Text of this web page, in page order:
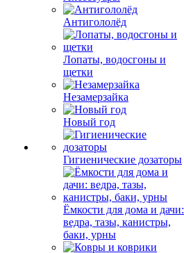
Антигололёд
Лопаты, водосгоны и
щетки
Незамерзайка
Новый год
Гигиенические дозаторы
Ёмкости для дома и дачи:
ведра, тазы, канистры,
баки, урны